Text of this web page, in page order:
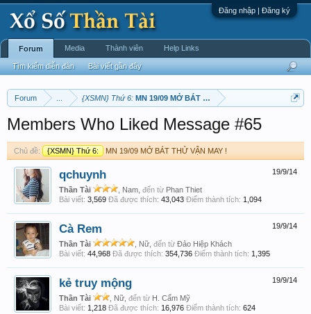
Đăng nhập | Đăng ký
Forum {XSMN} Thứ 6: MN 19/09 MỞ BÁT THỬ VẬN MAY !
Members Who Liked Message #65
Chủ đề: {XSMN} Thứ 6: MN 19/09 MỞ BÁT THỬ VẬN MAY !
19/9/14
qchuynh
Thần Tài , Nam, đến từ Phan Thiet
Bài viết: 3,569 Đã được thích: 43,043 Điểm thành tích: 1,094
19/9/14
Cà Rem
Thần Tài , Nữ, đến từ Đảo Hiệp Khách
Bài viết: 44,968 Đã được thích: 354,736 Điểm thành tích: 1,395
19/9/14
kẻ truy mộng
Thần Tài , Nữ, đến từ H. Cẩm Mỹ
Bài viết: 1,218 Đã được thích: 16,976 Điểm thành tích: 624
Forum
Tìm kiếm diễn đàn Bài viết gần đây
Media Thành viên Help Links